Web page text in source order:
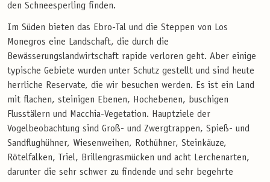
den Schneesperling finden.
Im Süden bieten das Ebro-Tal und die Steppen von Los
Monegros eine Landschaft, die durch die
Bewässerungslandwirtschaft rapide verloren geht. Aber einige
typische Gebiete wurden unter Schutz gestellt und sind heute
herrliche Reservate, die wir besuchen werden. Es ist ein Land
mit flachen, steinigen Ebenen, Hochebenen, buschigen
Flusstälern und Macchia-Vegetation. Hauptziele der
Vogelbeobachtung sind Groß- und Zwergtrappen, Spieß- und
Sandflughühner, Wiesenweihen, Rothühner, Steinkäuze,
Rötelfalken, Triel, Brillengrasmücken und acht Lerchenarten,
darunter die sehr schwer zu findende und sehr begehrte